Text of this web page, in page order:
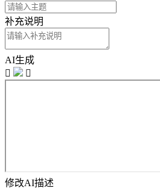
补充说明
AI生成


修改AI描述